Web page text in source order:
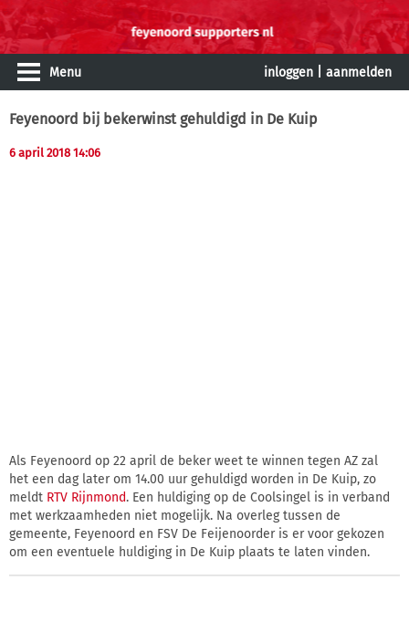
Menu inloggen aanmelden
Feyenoord bij bekerwinst gehuldigd in De Kuip
6 april 2018 14:06
Als Feyenoord op 22 april de beker weet te winnen tegen AZ zal
het een dag later om 14.00 uur gehuldigd worden in De Kuip, zo
meldt RTV Rijnmond. Een huldiging op de Coolsingel is in verband
met werkzaamheden niet mogelijk. Na overleg tussen de
gemeente, Feyenoord en FSV De Feijenoorder is er voor gekozen
om een eventuele huldiging in De Kuip plaats te laten vinden.